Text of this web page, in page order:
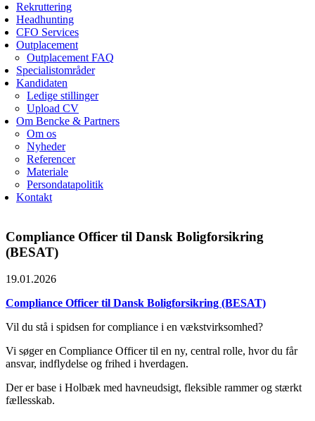
Rekruttering
Headhunting
CFO Services
Outplacement
Outplacement FAQ
Specialistområder
Kandidaten
Ledige stillinger
Upload CV
Om Bencke & Partners
Om os
Nyheder
Referencer
Materiale
Persondatapolitik
Kontakt
Compliance Officer til Dansk Boligforsikring
(BESAT)
19.01.2026
Compliance Officer til Dansk Boligforsikring (BESAT)
Vil du stå i spidsen for compliance i en vækstvirksomhed?
Vi søger en Compliance Officer til en ny, central rolle, hvor du får
ansvar, indflydelse og frihed i hverdagen.
Der er base i Holbæk med havneudsigt, fleksible rammer og stærkt
fællesskab.